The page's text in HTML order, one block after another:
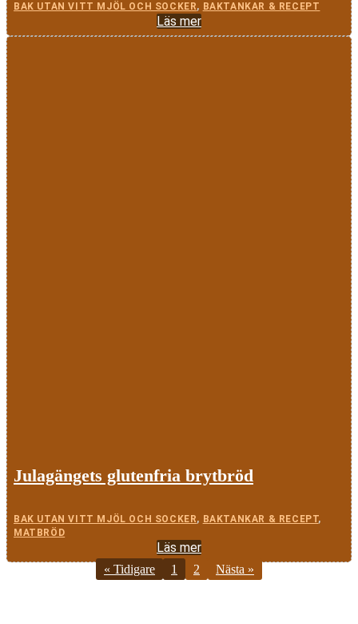
BAK UTAN VITT MJÖL OCH SOCKER, BAKTANKAR & RECEPT
Läs mer
Julagängets glutenfria brytbröd
BAK UTAN VITT MJÖL OCH SOCKER, BAKTANKAR & RECEPT,
MATBRÖD
Läs mer
« Tidigare 1 2 Nästa »